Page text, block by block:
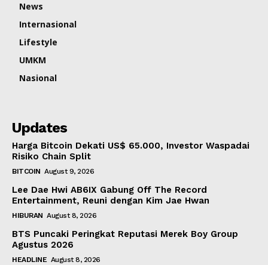
News
Internasional
Lifestyle
UMKM
Nasional
Updates
Harga Bitcoin Dekati US$ 65.000, Investor Waspadai
Risiko Chain Split
BITCOIN August 9, 2026
Lee Dae Hwi AB6IX Gabung Off The Record
Entertainment, Reuni dengan Kim Jae Hwan
HIBURAN August 8, 2026
BTS Puncaki Peringkat Reputasi Merek Boy Group
Agustus 2026
HEADLINE August 8, 2026